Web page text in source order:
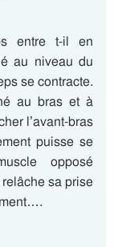
entre t-il en
au niveau du
se contracte.
au bras et à
l’avant-bras
puisse se
opposé
sa prise